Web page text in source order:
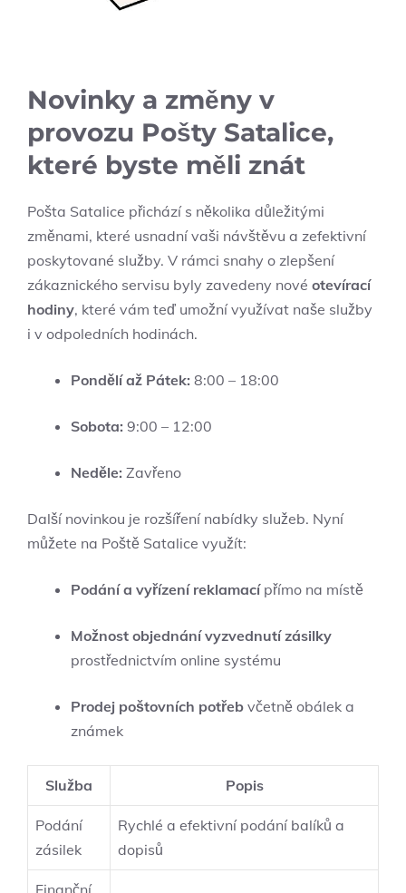
Novinky a změny v
provozu Pošty Satalice,
které byste měli znát
Pošta Satalice přichází s několika důležitými
změnami, které usnadní vaši návštěvu a zefektivní
poskytované služby. V rámci snahy o zlepšení
zákaznického servisu byly zavedeny nové otevírací
hodiny, které vám teď umožní využívat naše služby
i v odpoledních hodinách.
Pondělí až Pátek: 8:00 – 18:00
Sobota: 9:00 – 12:00
Neděle: Zavřeno
Další novinkou je rozšíření nabídky služeb. Nyní
můžete na Poště Satalice využít:
Podání a vyřízení reklamacípřímo na místě
Možnost objednání vyzvednutí zásilky
prostřednictvím online systému
Prodej poštovních potřeb včetně obálek a
známek
Služba Popis
Podání
zásilek
Rychlé a efektivní podání balíků a
dopisů